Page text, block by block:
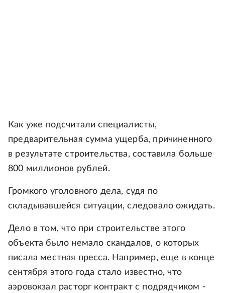
Как уже подсчитали специалисты,
предварительная сумма ущерба, причиненного
в результате строительства, составила больше
800 миллионов рублей.
Громкого уголовного дела, судя по
складывавшейся ситуации, следовало ожидать.
Дело в том, что при строительстве этого
объекта было немало скандалов, о которых
писала местная пресса. Например, еще в конце
сентября этого года стало известно, что
аэровокзал расторг контракт с подрядчиком -